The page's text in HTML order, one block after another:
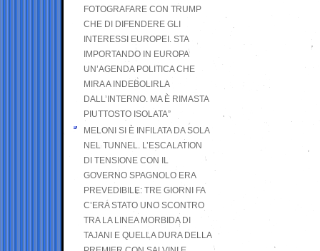
FOTOGRAFARE CON TRUMP
CHE DI DIFENDERE GLI
INTERESSI EUROPEI. STA
IMPORTANDO IN EUROPA
UN’AGENDA POLITICA CHE
MIRA A INDEBOLIRLA
DALL’INTERNO. MA È RIMASTA
PIUTTOSTO ISOLATA”
MELONI SI È INFILATA DA SOLA
NEL TUNNEL. L’ESCALATION
DI TENSIONE CON IL
GOVERNO SPAGNOLO ERA
PREVEDIBILE: TRE GIORNI FA
C’ERA STATO UNO SCONTRO
TRA LA LINEA MORBIDA DI
TAJANI E QUELLA DURA DELLA